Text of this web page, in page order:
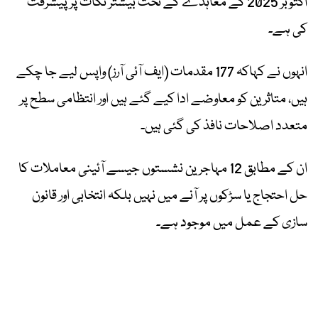
کی ہے۔
انہوں نے کہاکہ 177 مقدمات (ایف آئی آرز) واپس لیے جا چکے
ہیں، متاثرین کو معاوضے ادا کیے گئے ہیں اور انتظامی سطح پر
متعدد اصلاحات نافذ کی گئی ہیں۔
ان کے مطابق 12 مہاجرین نشستوں جیسے آئینی معاملات کا
حل احتجاج یا سڑکوں پر آنے میں نہیں بلکہ انتخابی اور قانون
سازی کے عمل میں موجود ہے۔